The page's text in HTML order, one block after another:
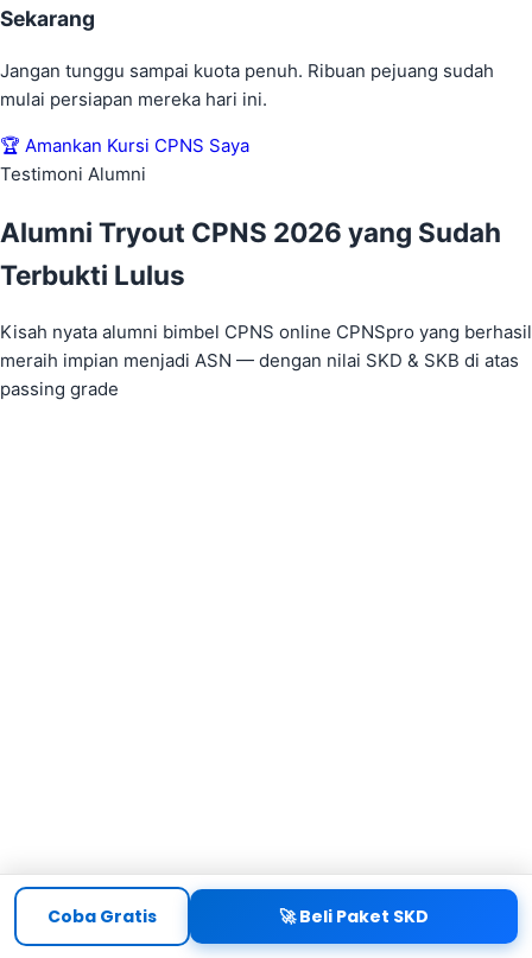
Sekarang
Jangan tunggu sampai kuota penuh. Ribuan pejuang sudah
mulai persiapan mereka hari ini.
🏆 Amankan Kursi CPNS Saya
Testimoni Alumni
Alumni Tryout CPNS 2026 yang Sudah
Terbukti Lulus
Kisah nyata alumni bimbel CPNS online CPNSpro yang berhasil
meraih impian menjadi ASN — dengan nilai SKD & SKB di atas
passing grade
Coba Gratis 🚀 Beli Paket SKD